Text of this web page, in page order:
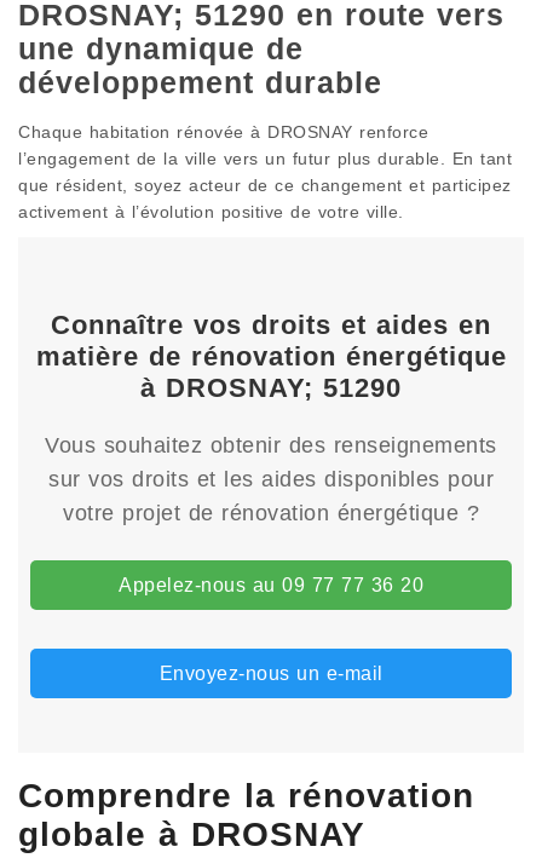
DROSNAY; 51290 en route vers
une dynamique de
développement durable
Chaque habitation rénovée à DROSNAY renforce
l’engagement de la ville vers un futur plus durable. En tant
que résident, soyez acteur de ce changement et participez
activement à l’évolution positive de votre ville.
Connaître vos droits et aides en
matière de rénovation énergétique
à DROSNAY; 51290
Vous souhaitez obtenir des renseignements
sur vos droits et les aides disponibles pour
votre projet de rénovation énergétique ?
Appelez-nous au 09 77 77 36 20
Envoyez-nous un e-mail
Comprendre la rénovation
globale à DROSNAY